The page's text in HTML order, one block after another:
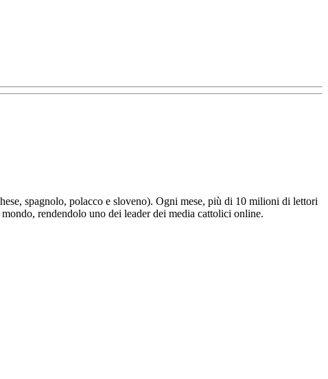
spagnolo, polacco e sloveno). Ogni mese, più di 10 milioni di lettori
rendendolo uno dei leader dei media cattolici online.